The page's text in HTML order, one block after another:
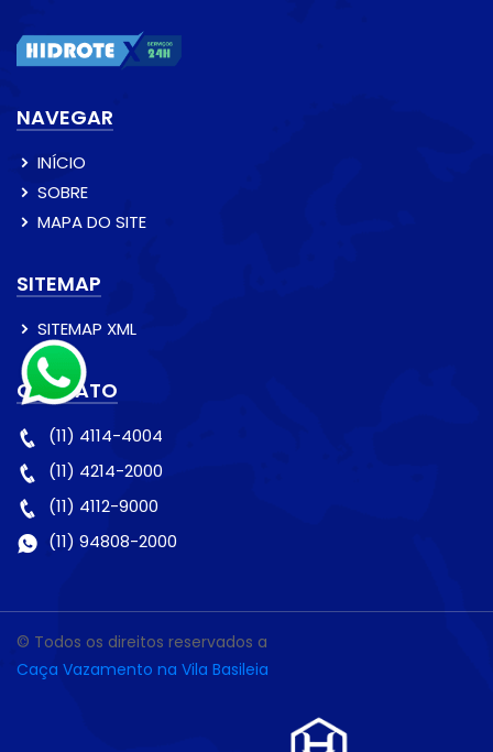
NAVEGAR
INÍCIO
SOBRE
MAPA DO SITE
SITEMAP
SITEMAP XML
CONTATO
(11) 4114-4004
(11) 4214-2000
(11) 4112-9000
(11) 94808-2000
© Todos os direitos reservados a
Caça Vazamento na Vila Basileia